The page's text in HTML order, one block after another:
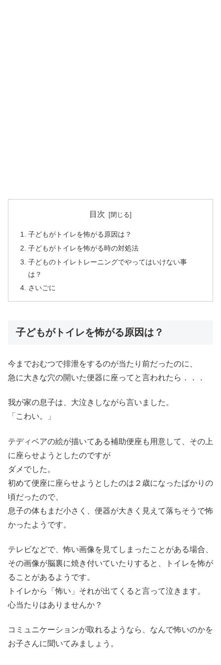
目次
子どもがトイレを怖がる原因は？
子どもがトイレを怖がる時の対処法
子どものトイレトレーニングでやってはいけない事
は？
さいごに
子どもがトイレを怖がる原因は？
今までおむつで排泄をするのが当たり前だったのに、
急に大きな穴の開いた便器に座ってと言われたら．．．
我が家の息子は、大泣きしながら言いました。
「こわい。」
テディベアの絵が描いてある補助便座も用意して、その上
に座らせようとしたのですが
ダメでした。
初めて便座に座らせようとしたのは２歳になったばかりの
頃だったので、
息子の体もまだ小さく、便器が大きく見えて落ちそうで怖
かったようです。
テレビなどで、怖い画像を見てしまったことがある場合、
その画像が脳裏に焼き付いていたりすると、トイレを怖が
ることがあるようです。
トイレから「怖い」それが出てくると言って泣きます。
心当たりはありませんか？
コミュニケーションが取れるようなら、なんで怖いのかを
お子さんに聞いてみましょう。